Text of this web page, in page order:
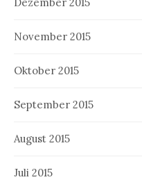
November 2015
Oktober 2015
September 2015
August 2015
Juli 2015